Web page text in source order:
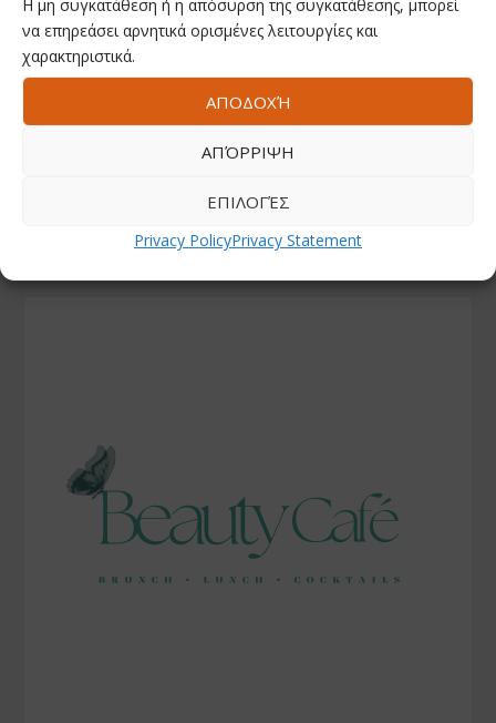
Η μη συγκατάθεση ή η απόσυρση της συγκατάθεσης, μπορεί
να επηρεάσει αρνητικά ορισμένες λειτουργίες και
χαρακτηριστικά.
ΑΠΟΔΟΧΉ
ΑΠΌΡΡΙΨΗ
ΕΠΙΛΟΓΈΣ
Privacy PolicyPrivacy Statement